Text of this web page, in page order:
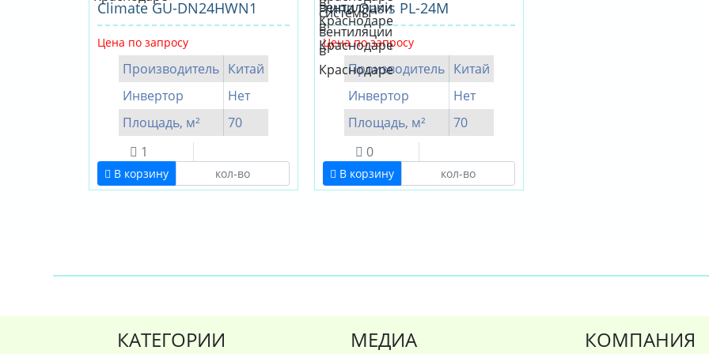
Climate GU-DN24HWN1
Цена по запросу
Производитель Китай
Инвертор
Нет
Площадь, м²
70
1
В корзину
типа Oasis PL-24M
Цена по запросу
Производитель Китай
Инвертор
Нет
Площадь, м²
70
0
В корзину
КАТЕГОРИИ МЕДИА КОМПАНИЯ